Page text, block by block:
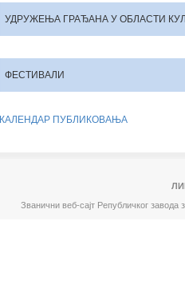
УДРУЖЕЊА ГРАЂАНА У ОБЛАСТИ
ФЕСТИВАЛИ
КАЛЕНДАР ПУБЛИКОВАЊА
Званични веб-сајт Републичког